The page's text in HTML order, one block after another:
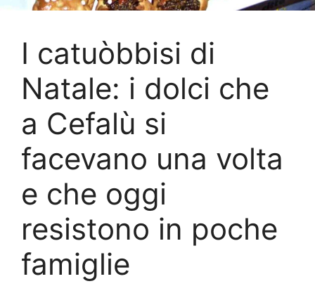
I catuòbbisi di
Natale: i dolci che
a Cefalù si
facevano una volta
e che oggi
resistono in poche
famiglie